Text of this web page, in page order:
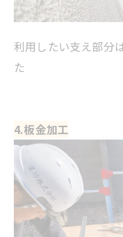
利用したい支え部分
た
4.板金加工